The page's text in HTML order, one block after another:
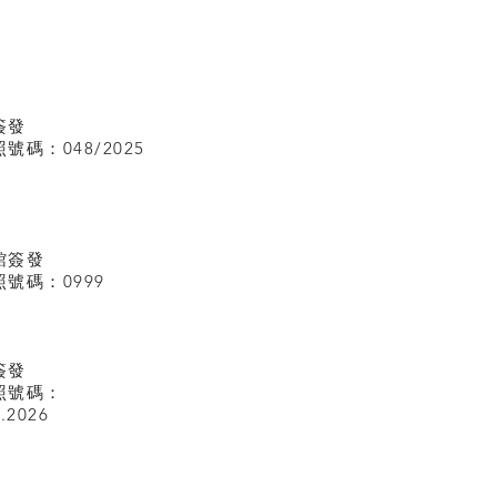
發
碼：
簽發
號碼：0999
發
號碼：048/2025